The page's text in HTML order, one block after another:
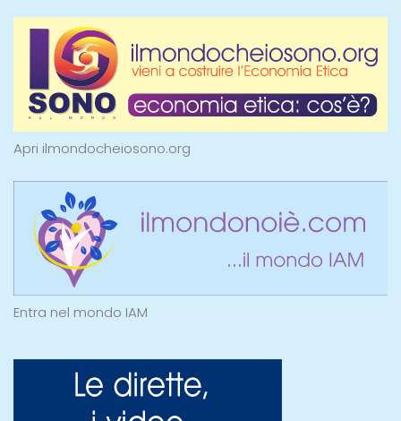
Apri ilmondocheiosono.org
Entra nel mondo IAM